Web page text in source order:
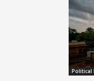
Political